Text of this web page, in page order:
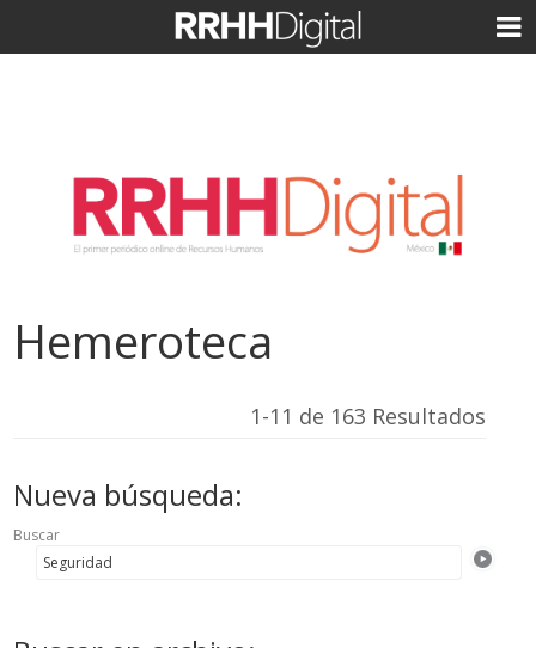
Hemeroteca
1-11 de 163 Resultados
Nueva búsqueda:
Buscar